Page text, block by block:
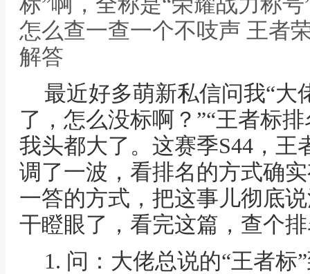
怎么查一查一个不吱声 王者
解答
最近好多萌新私信问我“大
了，怎么没标啊？”“王者标
我头都大了。这赛季S44，
调了一波，看排名的方式确
一答的方式，把这事儿彻底
干瞪眼了，看完这篇，查个
1. 问：大佬总说的“王者标